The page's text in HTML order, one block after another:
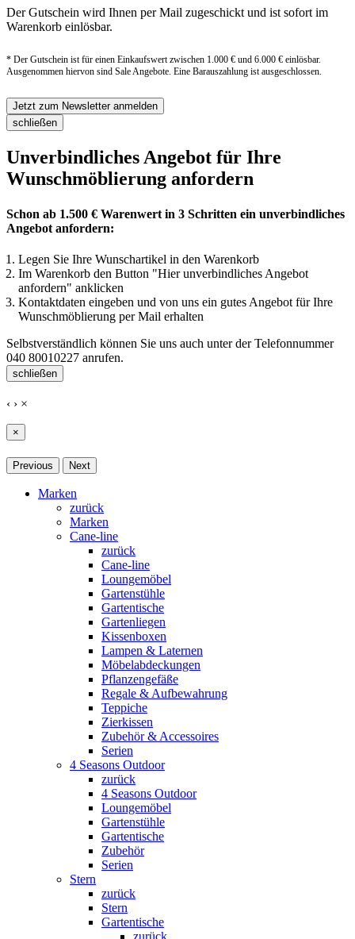
Der Gutschein wird Ihnen per Mail zugeschickt und ist sofort im
Warenkorb einlösbar.
* Der Gutschein ist für einen Einkaufswert zwischen 1.000 € und 6.000 € einlösbar.
Ausgenommen hiervon sind Sale Angebote. Eine Barauszahlung ist ausgeschlossen.
Jetzt zum Newsletter anmelden
schließen
Unverbindliches Angebot für Ihre
Wunschmöblierung anfordern
Schon ab 1.500 € Warenwert in 3 Schritten ein unverbindliches
Angebot anfordern:
Legen Sie Ihre Wunschartikel in den Warenkorb
Im Warenkorb den Button "Hier unverbindliches Angebot
anfordern" anklicken
Kontaktdaten eingeben und von uns ein gutes Angebot für Ihre
Wunschmöblierung per Mail erhalten
Selbstverständlich können Sie uns auch unter der Telefonnummer
040 80010227 anrufen.
schließen
‹ › ×
×
Previous Next
Marken
zurück
Marken
Cane-line
zurück
Cane-line
Loungemöbel
Gartenstühle
Gartentische
Gartenliegen
Kissenboxen
Lampen & Laternen
Möbelabdeckungen
Pflanzengefäße
Regale & Aufbewahrung
Teppiche
Zierkissen
Zubehör & Accessoires
Serien
4 Seasons Outdoor
zurück
4 Seasons Outdoor
Loungemöbel
Gartenstühle
Gartentische
Zubehör
Serien
Stern
zurück
Stern
Gartentische
zurück